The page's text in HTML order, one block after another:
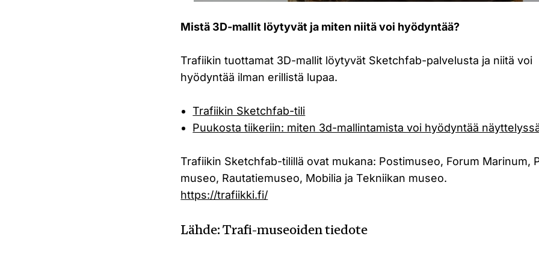
Mistä 3D-mallit löytyvät ja miten niitä voi hyödyntää?
Trafiikin tuottamat 3D-mallit löytyvät Sketchfab-palvelusta ja niitä voi
hyödyntää ilman erillistä lupaa.
Trafiikin Sketchfab-tili
Puukosta tiikeriin: miten 3d-mallintamista voi hyödyntää
Trafiikin Sketchfab-tilillä ovat mukana: Postimuseo, Forum Marinum,
museo, Rautatiemuseo, Mobilia ja Tekniikan museo.
https://trafiikki.fi/
Lähde: Trafi-museoiden tiedote